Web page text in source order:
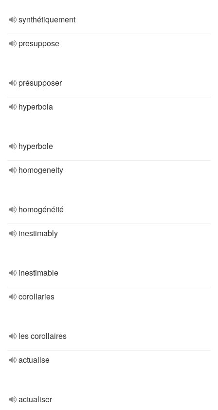
synthétiquement
presuppose
présupposer
hyperbola
hyperbole
homogeneity
homogénéité
inestimably
inestimable
corollaries
les corollaires
actualise
actualiser